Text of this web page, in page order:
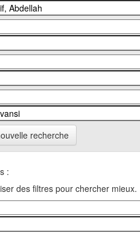
recherche
:
des filtres pour chercher mieux.